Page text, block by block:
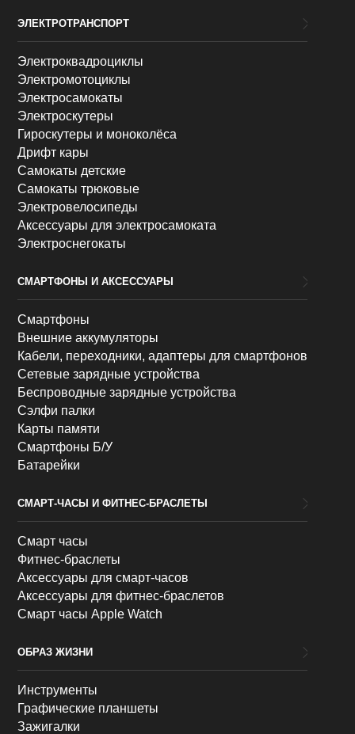
ЭЛЕКТРОТРАНСПОРТ
Электроквадроциклы
Электромотоциклы
Электросамокаты
Электроскутеры
Гироскутеры и моноколёса
Дрифт кары
Самокаты детские
Самокаты трюковые
Электровелосипеды
Аксессуары для электросамоката
Электроснегокаты
СМАРТФОНЫ И АКСЕССУАРЫ
Смартфоны
Внешние аккумуляторы
Кабели, переходники, адаптеры для смартфонов
Сетевые зарядные устройства
Беспроводные зарядные устройства
Сэлфи палки
Карты памяти
Смартфоны Б/У
Батарейки
СМАРТ-ЧАСЫ И ФИТНЕС-БРАСЛЕТЫ
Смарт часы
Фитнес-браслеты
Аксессуары для смарт-часов
Аксессуары для фитнес-браслетов
Смарт часы Apple Watch
ОБРАЗ ЖИЗНИ
Инструменты
Графические планшеты
Зажигалки